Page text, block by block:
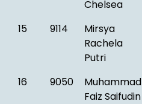
Chelsea
15 9114
Mirsya
Rachela
Putri
16 9050
Muhammad
Faiz Saifudin